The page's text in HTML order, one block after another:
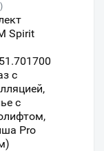
Spirit
с
с
Pro